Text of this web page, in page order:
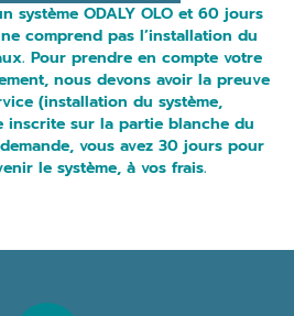
système ODALY OLO et 60 jours
comprend pas l’installation du
Pour prendre en compte votre
nous devons avoir la preuve
(installation du système,
inscrite sur la partie blanche du
vous avez 30 jours pour
le système, à vos frais.